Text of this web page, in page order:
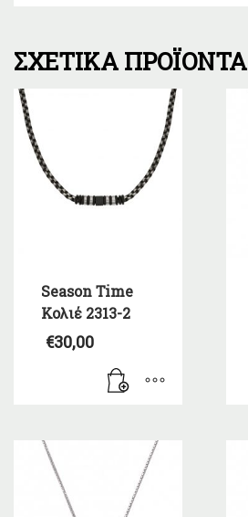
ΣΧΕΤΙΚΆ ΠΡΟΪΌΝΤΑ
Season Time
Κολιέ 2313-2
€30,00